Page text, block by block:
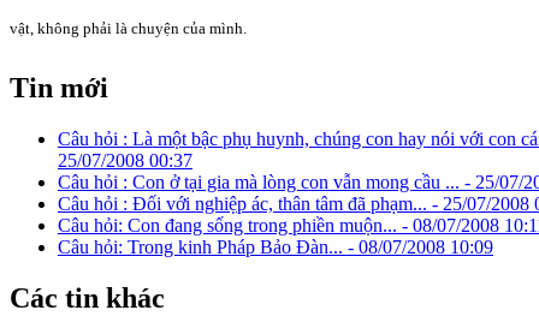
vật, không phải là chuyện của mình.
Tin mới
Câu hỏi : Là một bậc phụ huynh, chúng con hay nói với con
25/07/2008 00:37
Câu hỏi : Con ở tại gia mà lòng con vẫn mong cầu ... - 25/07/
Câu hỏi : Đối với nghiệp ác, thân tâm đã phạm... - 25/07/2008
Câu hỏi: Con đang sống trong phiền muộn... - 08/07/2008
Câu hỏi: Trong kinh Pháp Bảo Đàn... - 08/07/2008 10:09
Các tin khác